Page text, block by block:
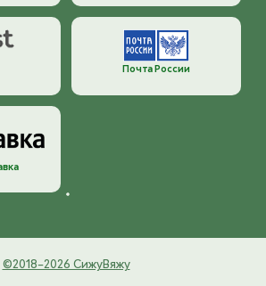
Почта России
©2018–2026 СижуВяжу